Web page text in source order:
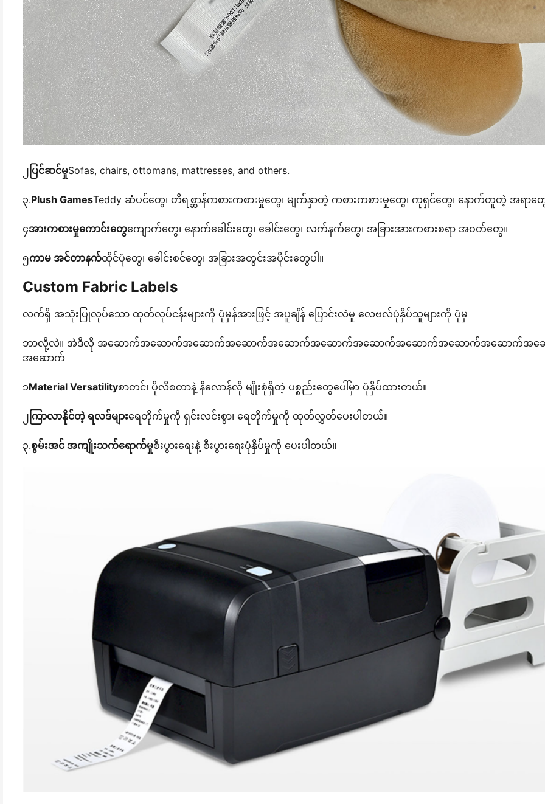
၂ ပြင်ဆင်မှုSofas, chairs, ottomans, mattresses, and others.
၃.Plush GamesTeddy ဆံပင်တွေ၊ တိရစ္ဆာန်ကစားကစားမှုတွေ၊ မျက်နှာတဲ့ ကစားကစားမှုတွေ၊ ကုရှင်တွေ၊ နောက်တူတဲ့ အရာတွေ
၄အားကစားမှုကောင်းတွေကျောက်တွေ၊ နောက်ခေါင်းတွေ၊ ခေါင်းတွေ၊ လက်နက်တွေ၊ အခြားအားကစားစရာ အဝတ်တွေ။
၅ကာမ အင်တာနက်ထိုင်ပုံတွေ၊ ခေါင်းစင်တွေ၊ အခြားအတွင်းအပိုင်းတွေပါ။
Custom Fabric Labels
လက်ရှိ အသုံးပြုလုပ်သော ထုတ်လုပ်ငန်းများကို ပုံမှန်အားဖြင့် အပူချိန် ပြောင်းလဲမှု လေဗလ်ပုံနှိပ်သူများကို ပုံမှ
ဘာလို့လဲ။ အဲဒီလို အဆောက်အဆောက်အဆောက်အဆောက်အဆောက်အဆောက်အဆောက်အဆောက်အဆောက်အဆောက်အဆ
အဆောက်
၁Material Versatilityစာတင်၊ ပိုလီစတာနဲ့ နီလောန်လို မျိုးစုံရှိတဲ့ ပစ္စည်းတွေပေါ်မှာ ပုံနှိပ်ထားတယ်။
၂ ကြာလာနိုင်တဲ့ ရလဒ်များရေတိုက်မှုကို ရှင်းလင်းစွာ၊ ရေတိုက်မှုကို ထုတ်လွှတ်ပေးပါတယ်။
၃.စွမ်းအင် အကျိုးသက်ရောက်မှုစီးပွားရေးနဲ့ စီးပွားရေးပုံနှိပ်မှုကို ပေးပါတယ်။